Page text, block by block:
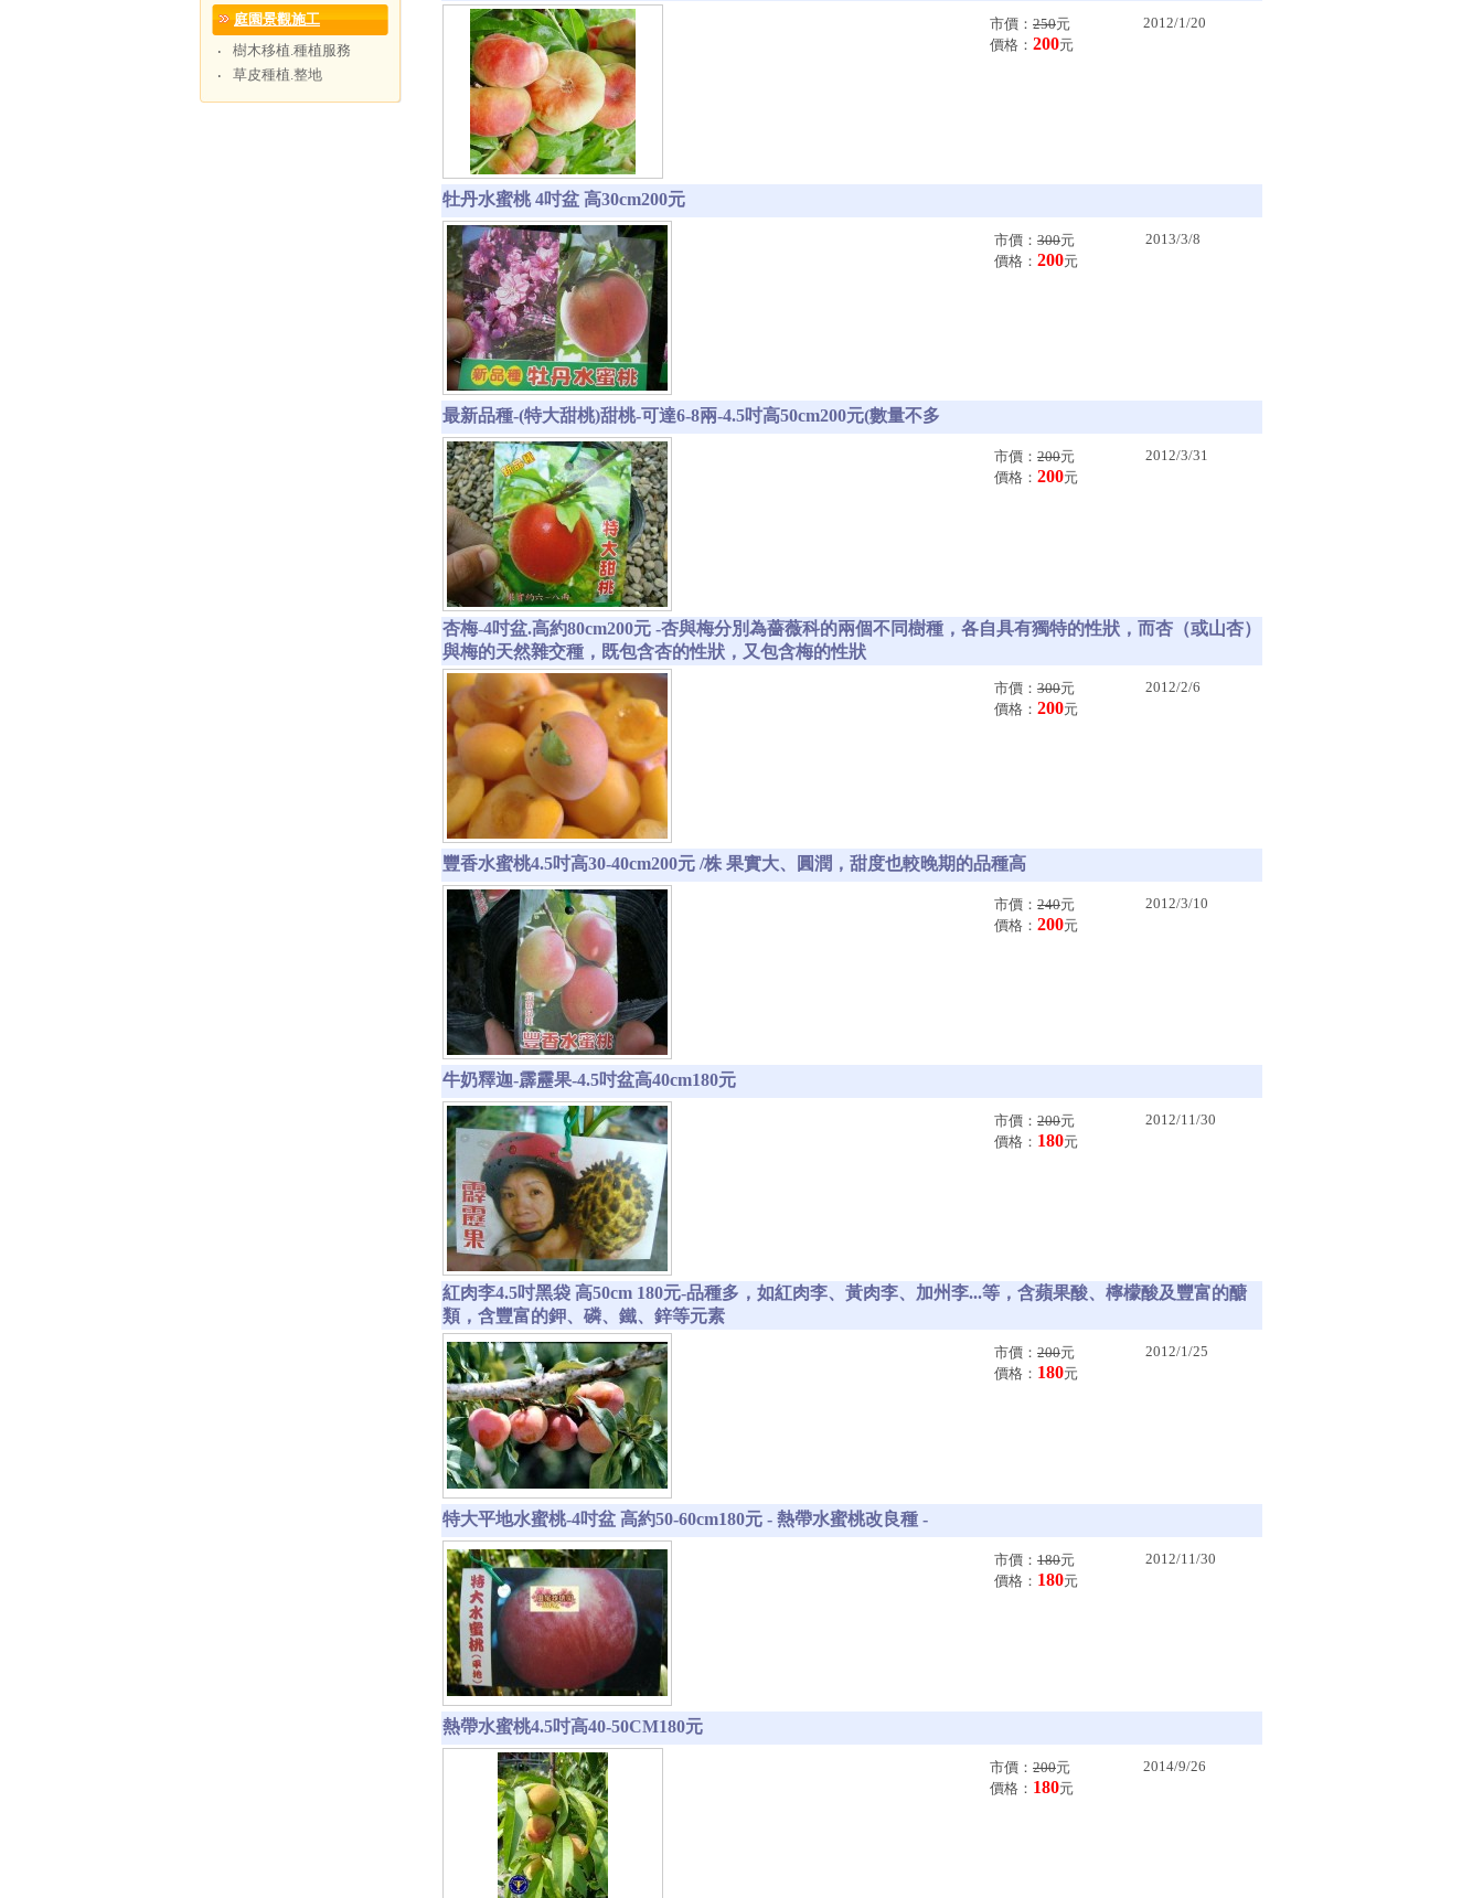
庭園景觀施工
‧
樹木移植.種植服務
‧
草皮種植.整地
市價： 250元
價格： 200元
2012/1/20
牡丹水蜜桃 4吋盆 高30cm200元
市價： 300元
價格： 200元
2013/3/8
最新品種-(特大甜桃)甜桃-可達6-8兩-4.5吋高50cm200元(數量不多
市價： 200元
價格： 200元
2012/3/31
杏梅-4吋盆.高約80cm200元 -杏與梅分別為薔薇科的兩個不同樹種，各自具有獨特的性狀，而杏（或山杏）
與梅的天然雜交種，既包含杏的性狀，又包含梅的性狀
市價： 300元
價格： 200元
2012/2/6
豐香水蜜桃4.5吋高30-40cm200元 /株 果實大、圓潤，甜度也較晚期的品種高
市價： 240元
價格： 200元
2012/3/10
牛奶釋迦-霹靂果-4.5吋盆高40cm180元
市價： 200元
價格： 180元
2012/11/30
紅肉李4.5吋黑袋 高50cm 180元-品種多，如紅肉李、黃肉李、加州李...等，含蘋果酸、檸檬酸及豐富的醣
類，含豐富的鉀、磷、鐵、鋅等元素
市價： 200元
價格： 180元
2012/1/25
特大平地水蜜桃-4吋盆 高約50-60cm180元 - 熱帶水蜜桃改良種 -
市價： 180元
價格： 180元
2012/11/30
熱帶水蜜桃4.5吋高40-50CM180元
市價： 200元
價格： 180元
2014/9/26